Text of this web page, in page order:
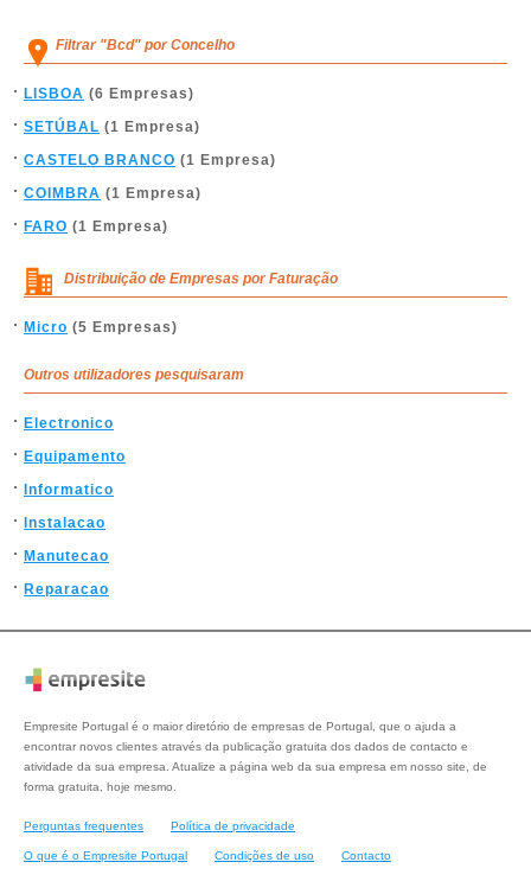
Filtrar "Bcd" por Concelho
LISBOA (6 Empresas)
SETÚBAL (1 Empresa)
CASTELO BRANCO (1 Empresa)
COIMBRA (1 Empresa)
FARO (1 Empresa)
Distribuição de Empresas por Faturação
Micro (5 Empresas)
Outros utilizadores pesquisaram
Electronico
Equipamento
Informatico
Instalacao
Manutecao
Reparacao
Empresite Portugal é o maior diretório de empresas de Portugal, que o ajuda a
encontrar novos clientes através da publicação gratuita dos dados de contacto e
atividade da sua empresa. Atualize a página web da sua empresa em nosso site, de
forma gratuita, hoje mesmo.
Perguntas frequentes Política de privacidade
O que é o Empresite Portugal Condições de uso Contacto